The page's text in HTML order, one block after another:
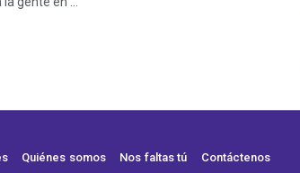
Quiénes somos Nos faltas tú Contáctenos